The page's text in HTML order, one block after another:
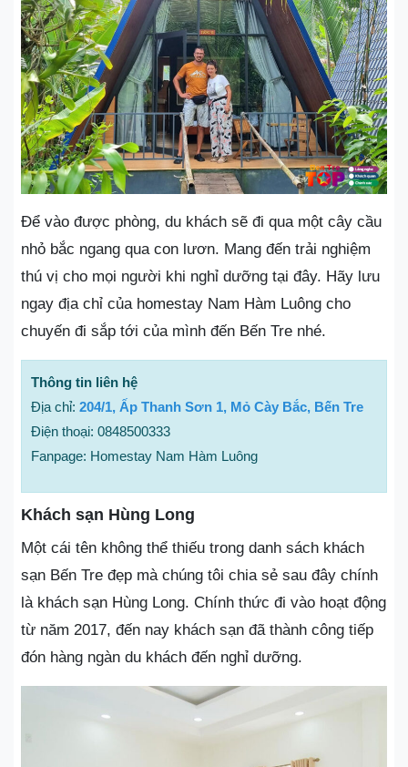
Để vào được phòng, du khách sẽ đi qua một cây cầu
nhỏ bắc ngang qua con lươn. Mang đến trải nghiệm
thú vị cho mọi người khi nghỉ dưỡng tại đây. Hãy lưu
ngay địa chỉ của homestay Nam Hàm Luông cho
chuyến đi sắp tới của mình đến Bến Tre nhé.
Thông tin liên hệ
Địa chỉ: 204/1, Ấp Thanh Sơn 1, Mỏ Cày Bắc, Bến Tre
Điện thoại: 0848500333
Fanpage: Homestay Nam Hàm Luông
Khách sạn Hùng Long
Một cái tên không thể thiếu trong danh sách khách
sạn Bến Tre đẹp mà chúng tôi chia sẻ sau đây chính
là khách sạn Hùng Long. Chính thức đi vào hoạt động
từ năm 2017, đến nay khách sạn đã thành công tiếp
đón hàng ngàn du khách đến nghỉ dưỡng.